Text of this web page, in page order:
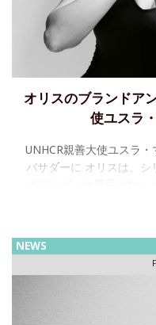
オリスのブランドア
使ユスラ
UNHCR親善大使ユスラ
バサダーに オリスは、
立したチャリティ基金
NEWS